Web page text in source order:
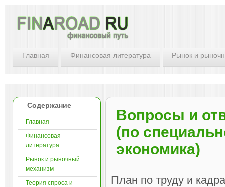
Главная Финансовая литература Рынок и
Вопросы и
(по
экономика)
План по труду и
Содержание
Главная
Финансовая
литература
Рынок и рыночный
механизм
Теория спроса и